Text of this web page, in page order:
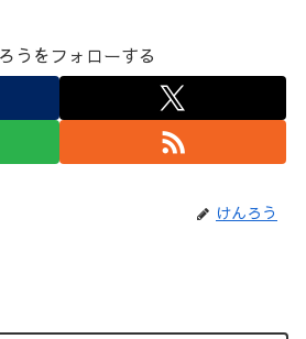
うをフォローする
けんろう